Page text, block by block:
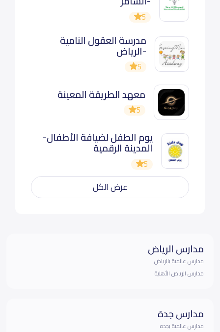
5
مدرسة العقول النامية
-الرياض
5
معهد الطريقة المعينة
5
يوم الطفل لضيافة الأطفال-
المدينة الرقمية
5
عرض الكل
مدارس الرياض
مدارس عالمية بالرياض
مدارس الرياض الأهلية
مدارس جدة
مدارس عالمية بجده